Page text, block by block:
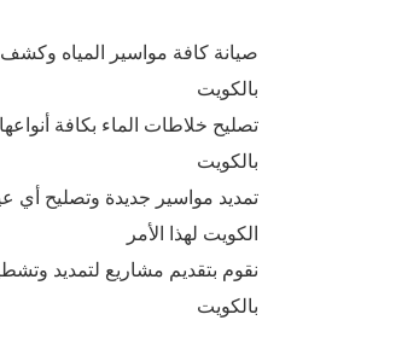
صيانة كافة مواسير المياه
بالكويت
تصليح خلاطات الماء بكافة
بالكويت
تمديد مواسير جديدة وتصليح أي
الكويت لهذا الأمر
نقوم بتقديم مشاريع لتمديد
بالكويت